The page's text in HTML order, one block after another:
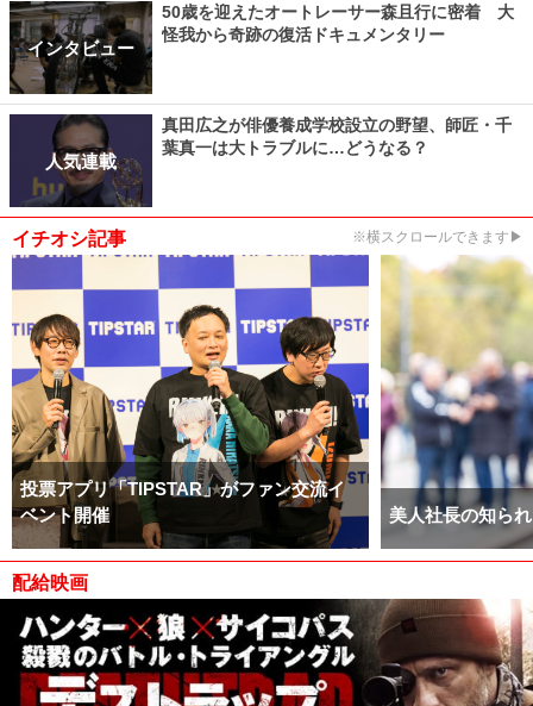
インタビュー
50歳を迎えたオートレーサー森且行に密着 大
怪我から奇跡の復活ドキュメンタリー
人気連載
真田広之が俳優養成学校設立の野望、師匠・千
葉真一は大トラブルに…どうなる？
イチオシ記事 ※横スクロールできます▶
投票アプリ「TIPSTAR」がファン交流イ
ベント開催
美人社長の知ら
配給映画